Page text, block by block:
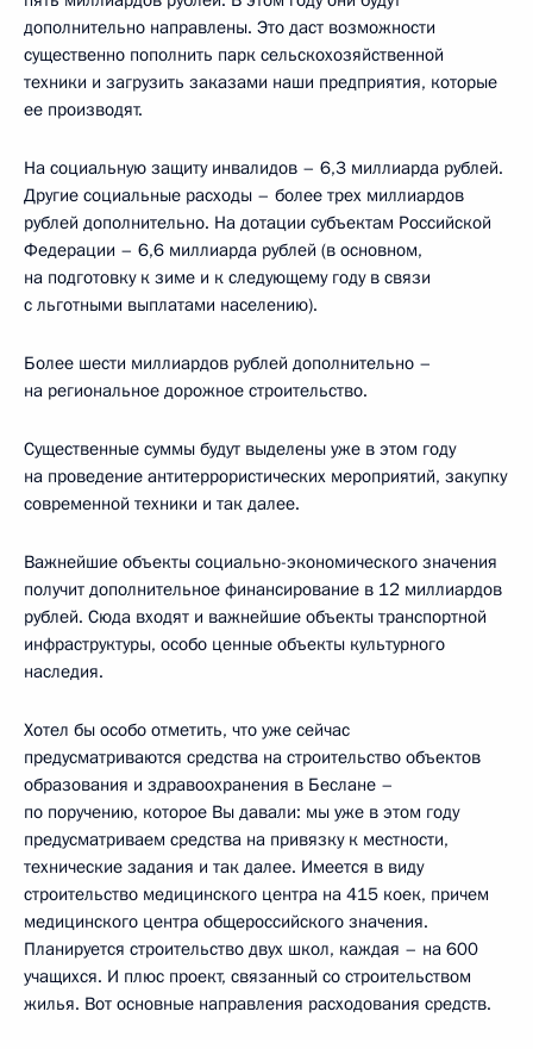
дополнительно направлены. Это даст возможности
существенно пополнить парк сельскохозяйственной
техники и загрузить заказами наши предприятия, которые
ее производят.
На социальную защиту инвалидов – 6,3 миллиарда рублей.
Другие социальные расходы – более трех миллиардов
рублей дополнительно. На дотации субъектам Российской
Федерации – 6,6 миллиарда рублей (в основном,
на подготовку к зиме и к следующему году в связи
с льготными выплатами населению).
Более шести миллиардов рублей дополнительно –
на региональное дорожное строительство.
Существенные суммы будут выделены уже в этом году
на проведение антитеррористических мероприятий, закупку
современной техники и так далее.
Важнейшие объекты социально-экономического значения
получит дополнительное финансирование в 12 миллиардов
рублей. Сюда входят и важнейшие объекты транспортной
инфраструктуры, особо ценные объекты культурного
наследия.
Хотел бы особо отметить, что уже сейчас
предусматриваются средства на строительство объектов
образования и здравоохранения в Беслане –
по поручению, которое Вы давали: мы уже в этом году
предусматриваем средства на привязку к местности,
технические задания и так далее. Имеется в виду
строительство медицинского центра на 415 коек, причем
медицинского центра общероссийского значения.
Планируется строительство двух школ, каждая – на 600
учащихся. И плюс проект, связанный со строительством
жилья. Вот основные направления расходования средств.